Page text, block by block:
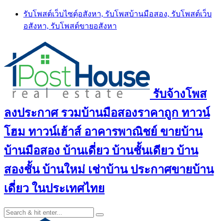
Skip
content
รับโพสต์เว็บไซตฺ์อสังหา, รับโพสบ้านมือสอง, รับโพสต์เว็บ
อสังหา, รับโพสต์ขายอสังหา
รับจ้างโพส
ลงประกาศ รวมบ้านมือสองราคาถูก ทาวน์
โฮม ทาวน์เฮ้าส์ อาคารพาณิชย์ ขายบ้าน
บ้านมือสอง บ้านเดี่ยว บ้านชั้นเดียว บ้าน
สองชั้น บ้านใหม่ เช่าบ้าน ประกาศขายบ้าน
เดี่ยว ในประเทศไทย